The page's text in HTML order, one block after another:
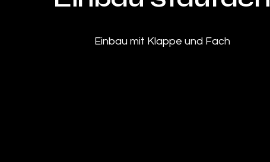
Einbau mit Klappe und Fach